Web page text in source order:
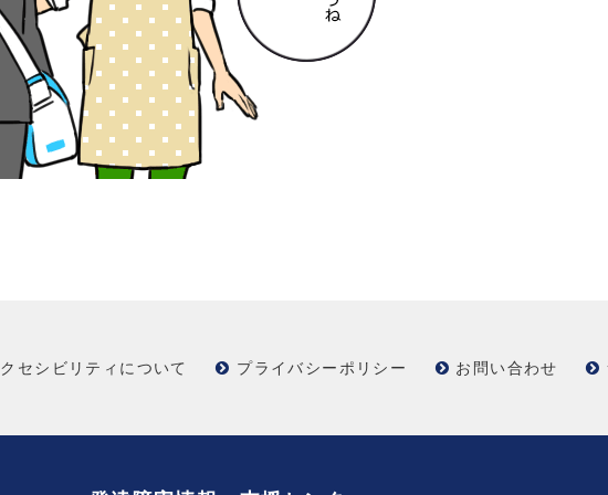
セシビリティについて プライバシーポリシー お問い合わせ